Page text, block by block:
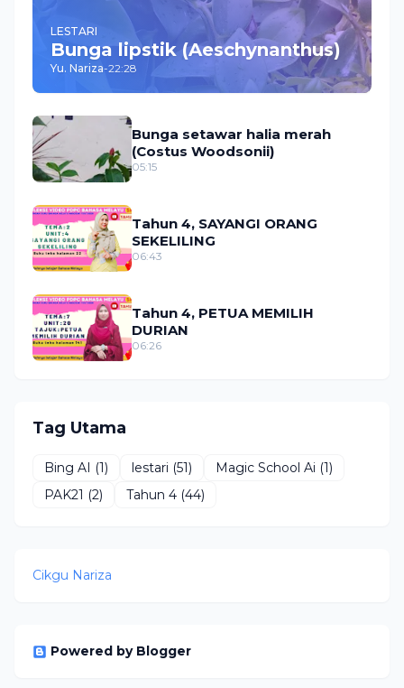
LESTARI
Bunga lipstik (Aeschynanthus)
Yu. Nariza-22:28
Bunga setawar halia merah
(Costus Woodsonii)
05:15
Tahun 4, SAYANGI ORANG
SEKELILING
06:43
Tahun 4, PETUA MEMILIH
DURIAN
06:26
Tag Utama
Bing AI (1) lestari (51) Magic School Ai (1)
PAK21 (2) Tahun 4 (44)
Cikgu Nariza
Powered by Blogger